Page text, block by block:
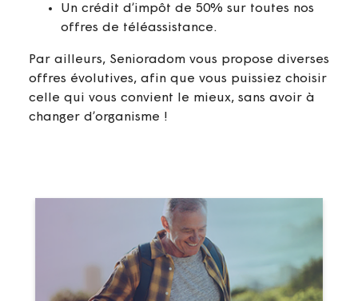
Un crédit d’impôt de 50% sur toutes nos
offres de téléassistance.
Par ailleurs, Senioradom vous propose diverses
offres évolutives, afin que vous puissiez choisir
celle qui vous convient le mieux, sans avoir à
changer d’organisme !